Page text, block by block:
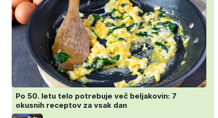
Po 50. letu telo potrebuje več beljakovin: 7
okusnih receptov za vsak dan